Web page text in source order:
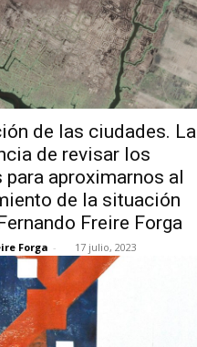
de las ciudades. La
de revisar los
para aproximarnos al
de la situación
Freire Forga
Forga - 17 julio, 2023